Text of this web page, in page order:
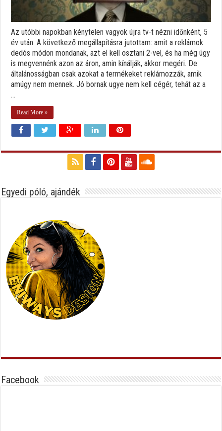
Az utóbbi napokban kénytelen vagyok újra tv-t nézni időnként, 5
év után. A következő megállapításra jutottam: amit a reklámok
dedós módon mondanak, azt el kell osztani 2-vel, és ha még úgy
is megvennénk azon az áron, amin kínálják, akkor megéri. De
általánosságban csak azokat a termékeket reklámozzák, amik
amúgy nem mennek. Jó bornak ugye nem kell cégér, tehát az a
...
Read More »
Egyedi póló, ajándék
Facebook